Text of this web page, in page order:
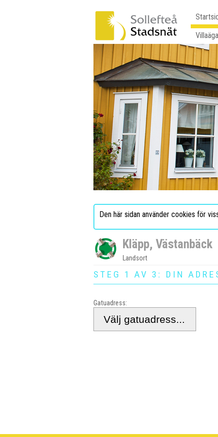
Den här sidan använder cookies för
Kläpp, Västanbäck
Landsort
STEG 1 AV 3: DIN
Gatuadress: